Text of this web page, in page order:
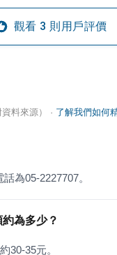
觀看 3 則用戶評價
料來源） · 了解我們如何
話為05-2227707。
為多少？
30-35元。